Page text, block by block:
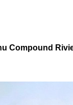
Compound